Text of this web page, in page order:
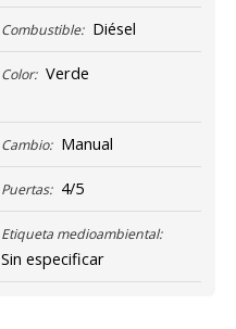
Combustible: Diésel
Color: Verde
Cambio: Manual
Puertas: 4/5
Etiqueta medioambiental:
Sin especificar